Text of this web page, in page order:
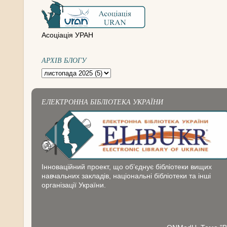
Асоціація УРАН
АРХІВ БЛОГУ
ЕЛЕКТРОННА БІБЛІОТЕКА УКРАЇНИ
Інноваційний проект, що об’єднує бібліотеки вищих
навчальних закладів, національні бібліотеки та інші
організації України.